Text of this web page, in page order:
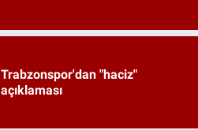
Trabzonspor'dan "haciz"
açıklaması